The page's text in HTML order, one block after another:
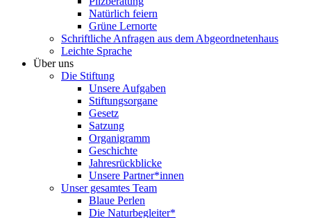
Natürlich feiern
Grüne Lernorte
Schriftliche Anfragen aus dem Abgeordnetenhaus
Leichte Sprache
Über uns
Die Stiftung
Unsere Aufgaben
Stiftungsorgane
Gesetz
Satzung
Organigramm
Geschichte
Jahresrückblicke
Unsere Partner*innen
Unser gesamtes Team
Blaue Perlen
Die Naturbegleiter*